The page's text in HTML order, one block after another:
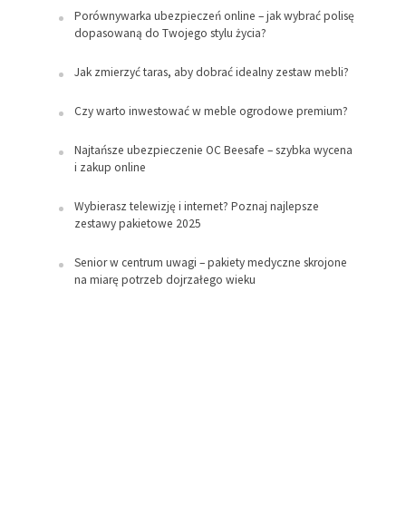
Porównywarka ubezpieczeń online – jak wybrać polisę
dopasowaną do Twojego stylu życia?
Jak zmierzyć taras, aby dobrać idealny zestaw mebli?
Czy warto inwestować w meble ogrodowe premium?
Najtańsze ubezpieczenie OC Beesafe – szybka wycena
i zakup online
Wybierasz telewizję i internet? Poznaj najlepsze
zestawy pakietowe 2025
Senior w centrum uwagi – pakiety medyczne skrojone
na miarę potrzeb dojrzałego wieku